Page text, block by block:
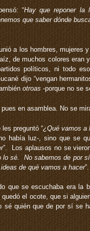
“Hay que reponer la
que saber dónde
a los hombres, mujeres y
de muchos colores eran
políticos, ni todo
dijo “vengan
otroas -porque no se
en asamblea. No se
preguntó “¿Qué vamos a
había luz-, sino que se
”. Los aplausos no se
lo sé. No sabemos de por
de qué vamos a hacer
que se escuchaba era la
quedó el ocote, que si
sé quién que de por sí se